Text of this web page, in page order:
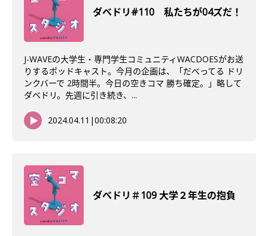
ダベドリ#110 私たちが04ズだ！
J-WAVEの大学生・専門学生コミュニティWACDOESがお送
りするポッドキャスト。今月の企画は、「だべってる ドリ
ンクバーで 2時間半。今日の空きコマ 勝ち確定。」略して
ダベドリ。先週に引き続き、...
2024.04.11 |00:08:20
ダべドリ＃109 大学２年生の抱負